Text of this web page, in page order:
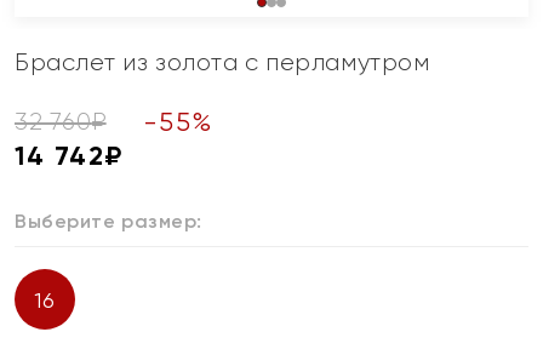
Браслет из золота с перламутром
32 760₽ -55%
14 742₽
Выберите размер:
16